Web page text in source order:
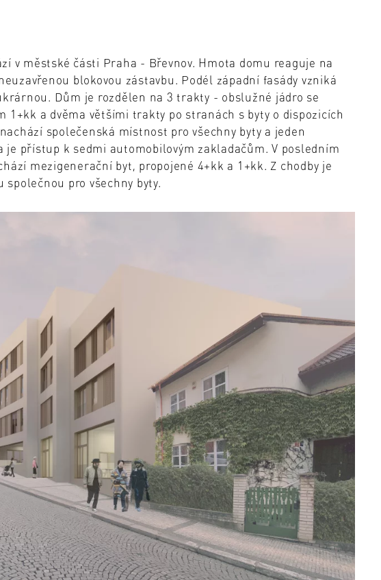
v městské části Praha - Břevnov. Hmota domu reaguje na
blokovou zástavbu. Podél západní fasády vzniká
Dům je rozdělen na 3 trakty - obslužné jádro se
1+kk a dvěma většími trakty po stranách s byty o dispozicích
společenská místnost pro všechny byty a jeden
je přístup k sedmi automobilovým zakladačům. V posledním
mezigenerační byt, propojené 4+kk a 1+kk. Z chodby je
pro všechny byty.